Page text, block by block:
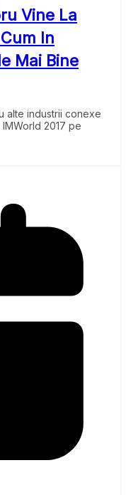
Vine La
In
Mai Bine
alte industrii conexe
2017 pe